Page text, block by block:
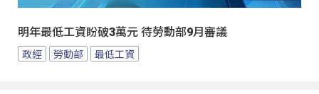
明年最低工資盼破3萬元 待勞動部9月審議
政經 勞動部 最低工資